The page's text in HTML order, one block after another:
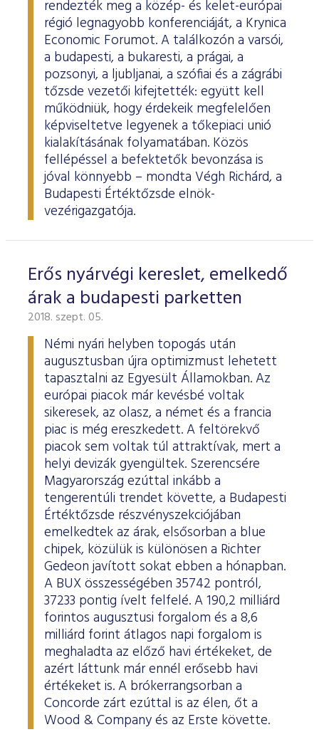
rendezték meg a közép- és kelet-európai
régió legnagyobb konferenciáját, a Krynica
Economic Forumot. A találkozón a varsói,
a budapesti, a bukaresti, a prágai, a
pozsonyi, a ljubljanai, a szófiai és a zágrábi
tőzsde vezetői kifejtették: együtt kell
működniük, hogy érdekeik megfelelően
képviseltetve legyenek a tőkepiaci unió
kialakításának folyamatában. Közös
fellépéssel a befektetők bevonzása is
jóval könnyebb – mondta Végh Richárd, a
Budapesti Értéktőzsde elnök-
vezérigazgatója.
Erős nyárvégi kereslet, emelkedő
árak a budapesti parketten
2018. szept. 05.
Némi nyári helyben topogás után
augusztusban újra optimizmust lehetett
tapasztalni az Egyesült Államokban. Az
európai piacok már kevésbé voltak
sikeresek, az olasz, a német és a francia
piac is még ereszkedett. A feltörekvő
piacok sem voltak túl attraktívak, mert a
helyi devizák gyengültek. Szerencsére
Magyarország ezúttal inkább a
tengerentúli trendet követte, a Budapesti
Értéktőzsde részvényszekciójában
emelkedtek az árak, elsősorban a blue
chipek, közülük is különösen a Richter
Gedeon javított sokat ebben a hónapban.
A BUX összességében 35742 pontról,
37233 pontig ívelt felfelé. A 190,2 milliárd
forintos augusztusi forgalom és a 8,6
milliárd forint átlagos napi forgalom is
meghaladta az előző havi értékeket, de
azért láttunk már ennél erősebb havi
értékeket is. A brókerrangsorban a
Concorde zárt ezúttal is az élen, őt a
Wood & Company és az Erste követte.